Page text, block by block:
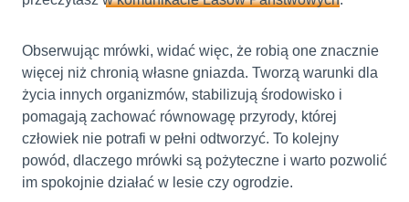
Obserwując mrówki, widać więc, że robią one znacznie
więcej niż chronią własne gniazda. Tworzą warunki dla
życia innych organizmów, stabilizują środowisko i
pomagają zachować równowagę przyrody, której
człowiek nie potrafi w pełni odtworzyć. To kolejny
powód, dlaczego mrówki są pożyteczne i warto pozwolić
im spokojnie działać w lesie czy ogrodzie.